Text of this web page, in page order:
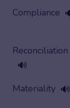
Compliance
Reconciliation
🔊
Materiality 🔊